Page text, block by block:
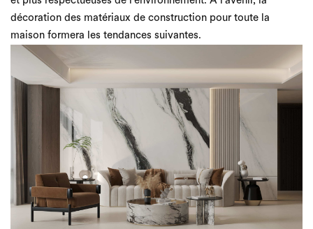
décoration des matériaux de construction pour toute la
maison formera les tendances suivantes.